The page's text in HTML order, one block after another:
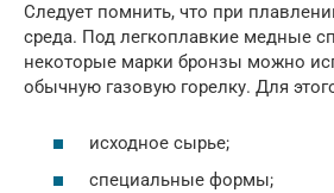
Следует помнить, что при
среда. Под легкоплавкие медные
некоторые марки бронзы можно
обычную газовую горелку. Для
исходное сырье;
специальные формы;